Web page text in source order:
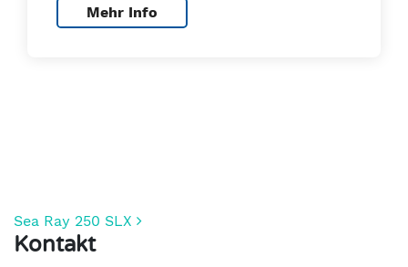
Mehr Info
Beitrags-Navigation
Sea Ray 250 SLX
Kontakt